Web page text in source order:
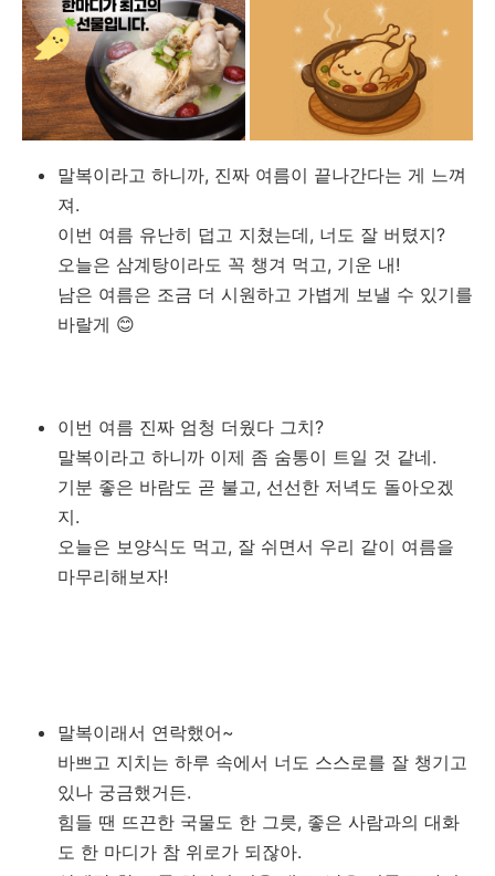
말복이라고 하니까, 진짜 여름이 끝나간다는 게 느껴
져.
이번 여름 유난히 덥고 지쳤는데, 너도 잘 버텼지?
오늘은 삼계탕이라도 꼭 챙겨 먹고, 기운 내!
남은 여름은 조금 더 시원하고 가볍게 보낼 수 있기를
바랄게 😊
이번 여름 진짜 엄청 더웠다 그치?
말복이라고 하니까 이제 좀 숨통이 트일 것 같네.
기분 좋은 바람도 곧 불고, 선선한 저녁도 돌아오겠
지.
오늘은 보양식도 먹고, 잘 쉬면서 우리 같이 여름을
마무리해보자!
말복이래서 연락했어~
바쁘고 지치는 하루 속에서 너도 스스로를 잘 챙기고
있나 궁금했거든.
힘들 땐 뜨끈한 국물도 한 그릇, 좋은 사람과의 대화
도 한 마디가 참 위로가 되잖아.